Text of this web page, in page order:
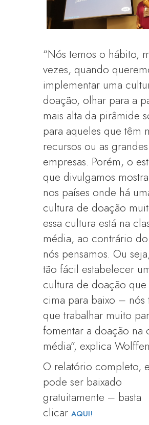
“Nós temos o hábito,
vezes, quando
implementar uma
doação, olhar para a
mais alta da pirâmide
para aqueles que têm
recursos ou as grandes
empresas. Porém, o
que divulgamos
nos países onde há
cultura de doação
essa cultura está na
média, ao contrário
nós pensamos. Ou
tão fácil estabelecer
cultura de doação
cima para baixo – nós
que trabalhar muito
fomentar a doação na
média”, explica
O relatório completo,
pode ser baixado
gratuitamente – basta
clicarAQUI!